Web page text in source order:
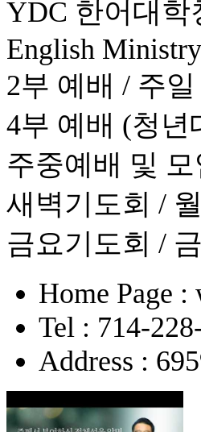
YDC 한어대학
English Ministry
2부 예배 / 주
4부 예배 (청년
주중예배 및 모
새벽기도회 /
금요기도회 /
Home Page
Tel : 714-
Address :